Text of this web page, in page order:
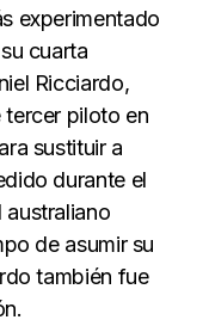
experimentado
cuarta
Ricciardo,
tercer piloto en
sustituir a
durante el
australiano
de asumir su
también fue